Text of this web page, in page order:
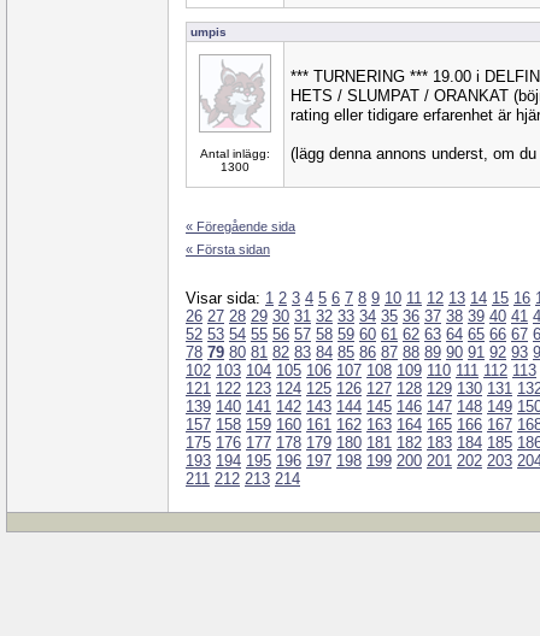
umpis
Antal inlägg:
1300
*** TURNERING *** 19.00 i
HETS / SLUMPAT / ORANKAT
rating eller tidigare erfarenhet är
(lägg denna annons underst, om
« Föregående sida
« Första sidan
Visar sida: 1 2 3 4 5 6 7 8 9 10 11 12 13 14 15 16
26 27 28 29 30 31 32 33 34 35 36 37 38 39 40 41
52 53 54 55 56 57 58 59 60 61 62 63 64 65 66 67
78 79 80 81 82 83 84 85 86 87 88 89 90 91 92 93
102 103 104 105 106 107 108 109 110 111 112 113
121 122 123 124 125 126 127 128 129 130 131
139 140 141 142 143 144 145 146 147 148 149
157 158 159 160 161 162 163 164 165 166 167
175 176 177 178 179 180 181 182 183 184 185
193 194 195 196 197 198 199 200 201 202 203
211 212 213 214